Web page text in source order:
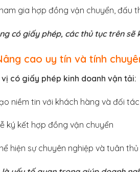
gia hợp đồng vận chuyển, đấu
có giấy phép, các thủ tục trên sẽ
cao uy tín và tính
có giấy phép kinh doanh vận tải:
niềm tin với khách hàng và đối tác
ký kết hợp đồng vận chuyển
hiện sự chuyên nghiệp và tuân